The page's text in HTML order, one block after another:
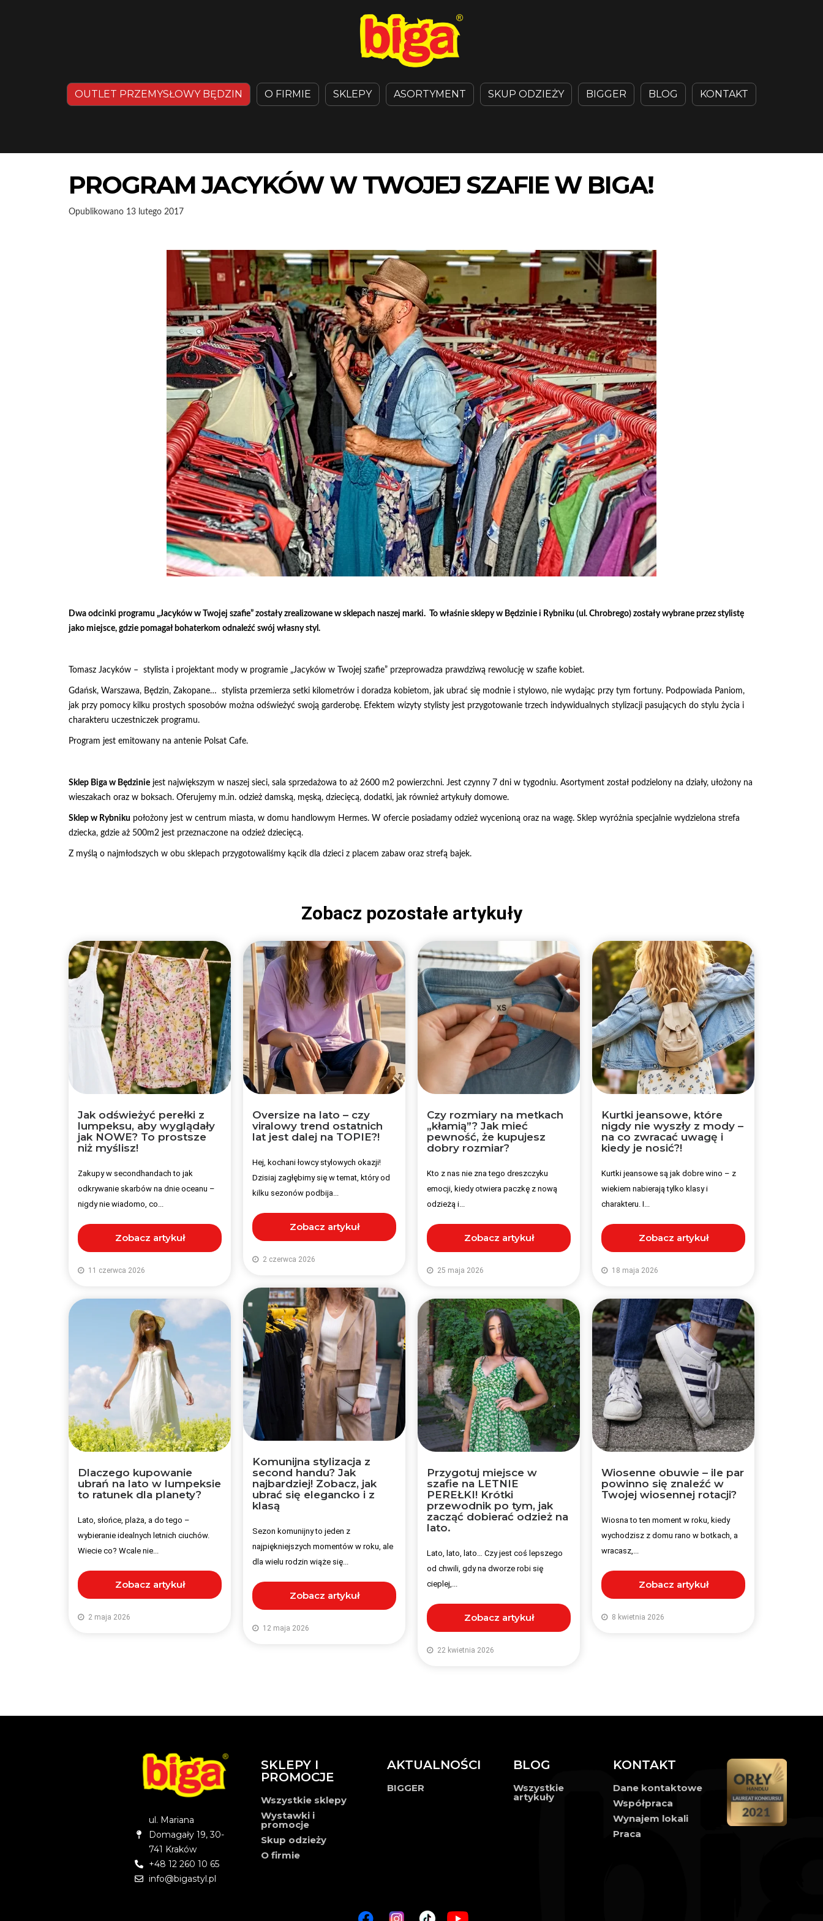
OUTLET PRZEMYSŁOWY BĘDZIN O FIRMIE SKLEPY ASORTYMENT SKUP ODZIEŻY BIGGER BLOG KONTAKT
PROGRAM JACYKÓW W TWOJEJ SZAFIE W BIGA!
Opublikowano 13 lutego 2017
Dwa odcinki programu „Jacyków w Twojej szafie” zostały zrealizowane w sklepach naszej marki. To właśnie sklepy w Będzinie i Rybniku (ul. Chrobrego) zostały wybrane przez stylistę
jako miejsce, gdzie pomagał bohaterkom odnaleźć swój własny styl.
Tomasz Jacyków – stylista i projektant mody w programie „Jacyków w Twojej szafie” przeprowadza prawdziwą rewolucję w szafie kobiet.
Gdańsk, Warszawa, Będzin, Zakopane… stylista przemierza setki kilometrów i doradza kobietom, jak ubrać się modnie i stylowo, nie wydając przy tym fortuny. Podpowiada Paniom,
jak przy pomocy kilku prostych sposobów można odświeżyć swoją garderobę. Efektem wizyty stylisty jest przygotowanie trzech indywidualnych stylizacji pasujących do stylu życia i
charakteru uczestniczek programu.
Program jest emitowany na antenie Polsat Cafe.
Sklep Biga w Będzinie jest największym w naszej sieci, sala sprzedażowa to aż 2600 m2 powierzchni. Jest czynny 7 dni w tygodniu. Asortyment został podzielony na działy, ułożony na
wieszakach oraz w boksach. Oferujemy m.in. odzież damską, męską, dziecięcą, dodatki, jak również artykuły domowe.
Sklep w Rybniku położony jest w centrum miasta, w domu handlowym Hermes. W ofercie posiadamy odzież wycenioną oraz na wagę. Sklep wyróżnia specjalnie wydzielona strefa
dziecka, gdzie aż 500m2 jest przeznaczone na odzież dziecięcą.
Z myślą o najmłodszych w obu sklepach przygotowaliśmy kącik dla dzieci z placem zabaw oraz strefą bajek.
Zobacz pozostałe artykuły
Jak odświeżyć perełki z
lumpeksu, aby wyglądały
jak NOWE? To prostsze
niż myślisz!
Zakupy w secondhandach to jak
odkrywanie skarbów na dnie oceanu –
nigdy nie wiadomo, co...
Zobacz artykuł
11 czerwca 2026
Oversize na lato – czy
viralowy trend ostatnich
lat jest dalej na TOPIE?!
Hej, kochani łowcy stylowych okazji!
Dzisiaj zagłębimy się w temat, który od
kilku sezonów podbija...
Zobacz artykuł
2 czerwca 2026
Czy rozmiary na metkach
„kłamią”? Jak mieć
pewność, że kupujesz
dobry rozmiar?
Kto z nas nie zna tego dreszczyku
emocji, kiedy otwiera paczkę z nową
odzieżą i...
Zobacz artykuł
25 maja 2026
Kurtki jeansowe, które
nigdy nie wyszły z mody –
na co zwracać uwagę i
kiedy je nosić?!
Kurtki jeansowe są jak dobre wino – z
wiekiem nabierają tylko klasy i
charakteru. I...
Zobacz artykuł
18 maja 2026
Komunijna stylizacja z
second handu? Jak
najbardziej! Zobacz, jak
ubrać się elegancko i z
klasą
Sezon komunijny to jeden z
najpiękniejszych momentów w roku, ale
dla wielu rodzin wiąże się...
Zobacz artykuł
12 maja 2026
Dlaczego kupowanie
ubrań na lato w lumpeksie
to ratunek dla planety?
Lato, słońce, plaża, a do tego –
wybieranie idealnych letnich ciuchów.
Wiecie co? Wcale nie...
Zobacz artykuł
2 maja 2026
Przygotuj miejsce w
szafie na LETNIE
PEREŁKI! Krótki
przewodnik po tym, jak
zacząć dobierać odzież na
lato.
Lato, lato, lato… Czy jest coś lepszego
od chwili, gdy na dworze robi się
cieplej,...
Zobacz artykuł
22 kwietnia 2026
Wiosenne obuwie – ile par
powinno się znaleźć w
Twojej wiosennej rotacji?
Wiosna to ten moment w roku, kiedy
wychodzisz z domu rano w botkach, a
wracasz,...
Zobacz artykuł
8 kwietnia 2026
ul. Mariana
Domagały 19, 30-
741 Kraków
+48 12 260 10 65
info@bigastyl.pl
SKLEPY I
PROMOCJE
Wszystkie sklepy
Wystawki i
promocje
Skup odzieży
O firmie
AKTUALNOŚCI
BIGGER
BLOG
Wszystkie
artykuły
KONTAKT
Dane kontaktowe
Współpraca
Wynajem lokali
Praca